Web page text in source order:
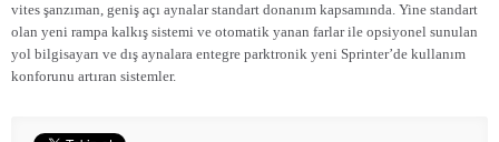
vites şanzıman, geniş açı aynalar standart donanım kapsamında. Yine standart
olan yeni rampa kalkış sistemi ve otomatik yanan farlar ile opsiyonel sunulan
yol bilgisayarı ve dış aynalara entegre parktronik yeni Sprinter’de kullanım
konforunu artıran sistemler.